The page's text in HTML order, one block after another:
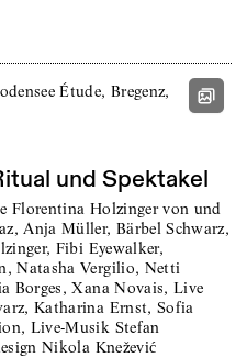
und Spektakel
Florentina Holzinger von und
Anja Müller, Bärbel Schwarz,
Fibi Eyewalker,
Natasha Vergilio, Netti
Borges, Xana Novais, Live
Katharina Ernst, Sofia
Live-Musik Stefan
Nikola Knežević